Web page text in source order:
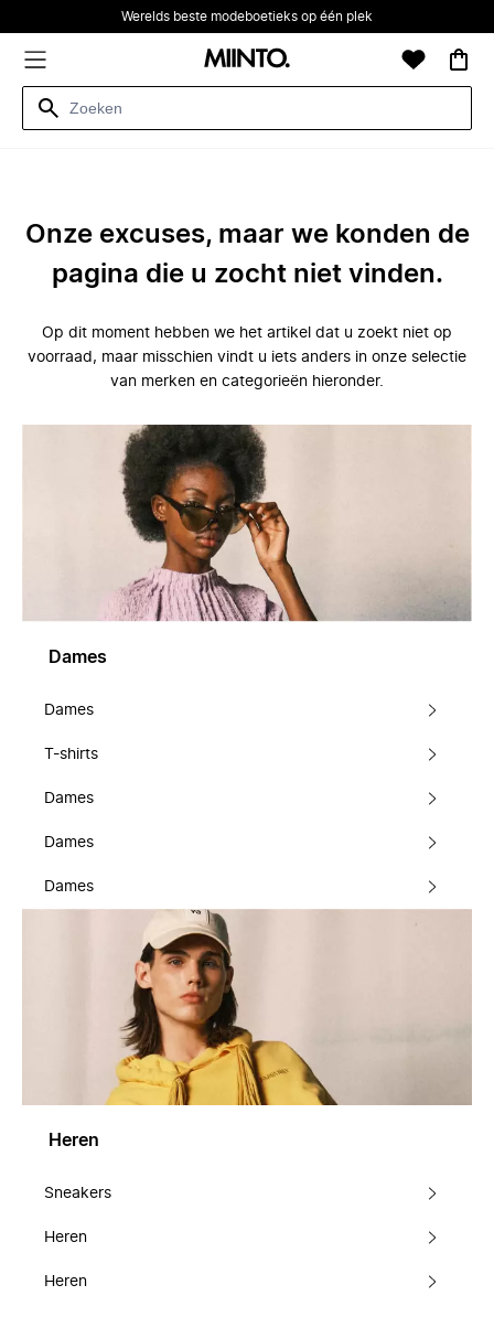
Werelds beste modeboetieks op één plek
Onze excuses, maar we konden de
pagina die u zocht niet vinden.
Op dit moment hebben we het artikel dat u zoekt niet op
voorraad, maar misschien vindt u iets anders in onze selectie
van merken en categorieën hieronder.
Dames
Dames
T-shirts
Dames
Dames
Dames
Heren
Sneakers
Heren
Heren